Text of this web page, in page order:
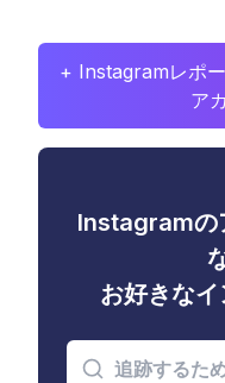
+ Instagramレポ
ア
Instagramの
お好きな